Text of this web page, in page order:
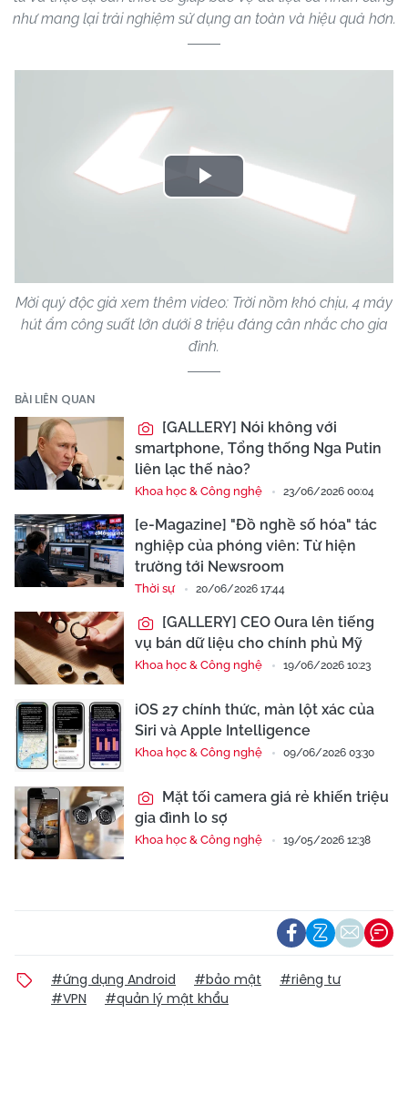
như mang lại trải nghiệm sử dụng an toàn và hiệu quả hơn.
Play
Mời quý độc giả xem thêm video: Trời nồm khó chịu, 4 máy
hút ẩm công suất lớn dưới 8 triệu đáng cân nhắc cho gia
đình.
BÀI LIÊN QUAN
[GALLERY] Nói không với
smartphone, Tổng thống Nga Putin
liên lạc thế nào?
Khoa học & Công nghệ 23/06/2026 00:04
[e-Magazine] "Đồ nghề số hóa" tác
nghiệp của phóng viên: Từ hiện
trường tới Newsroom
Thời sự 20/06/2026 17:44
[GALLERY] CEO Oura lên tiếng
vụ bán dữ liệu cho chính phủ Mỹ
Khoa học & Công nghệ 19/06/2026 10:23
iOS 27 chính thức, màn lột xác của
Siri và Apple Intelligence
Khoa học & Công nghệ 09/06/2026 03:30
Mặt tối camera giá rẻ khiến triệu
gia đình lo sợ
Khoa học & Công nghệ 19/05/2026 12:38
#ứng dụng Android #bảo mật
#riêng tư
#VPN
#quản lý mật khẩu